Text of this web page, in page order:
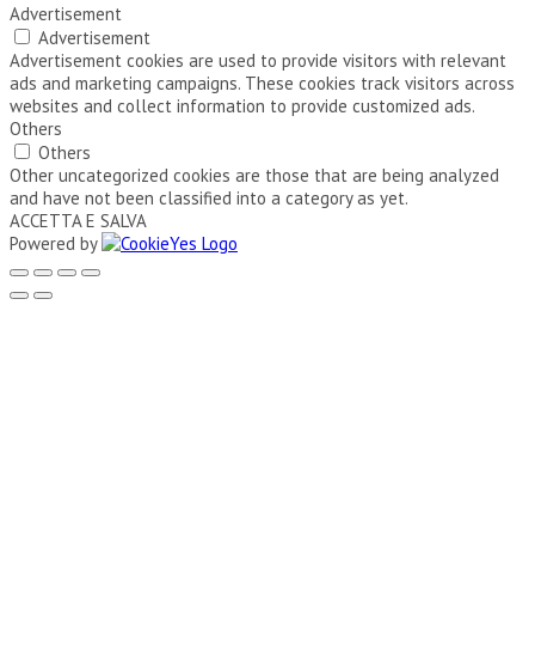
Advertisement
Advertisement
Advertisement cookies are used to provide visitors with relevant
ads and marketing campaigns. These cookies track visitors across
websites and collect information to provide customized ads.
Others
Others
Other uncategorized cookies are those that are being analyzed
and have not been classified into a category as yet.
ACCETTA E SALVA
Powered by